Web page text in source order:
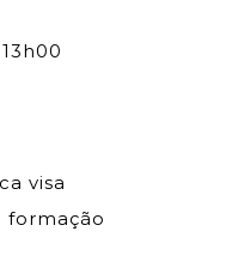
visa
formação